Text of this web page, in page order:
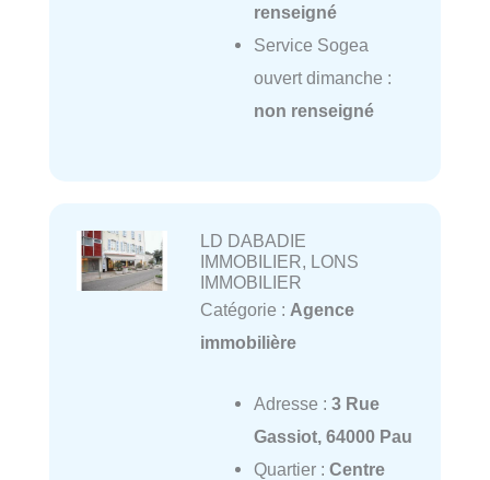
renseigné
Service Sogea
ouvert dimanche :
non renseigné
LD DABADIE
IMMOBILIER, LONS
IMMOBILIER
Catégorie : Agence
immobilière
Adresse : 3 Rue
Gassiot, 64000 Pau
Quartier : Centre